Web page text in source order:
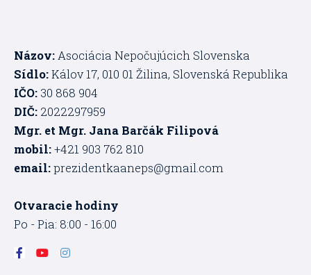
Názov: Asociácia Nepočujúcich Slovenska
Sídlo:Kálov 17, 010 01 Žilina, Slovenská Republika
IČO: 30 868 904
DIČ: 2022297959
Mgr. et Mgr. Jana Barčák Filipová
mobil:+421 903 762 810
email:prezidentkaaneps@gmail.com
Otvaracie hodiny
Po - Pia: 8:00 - 16:00
F
a
Y I
n